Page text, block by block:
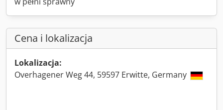
Cena i lokalizacja
Lokalizacja:
Overhagener Weg 44, 59597 Erwitte, Germany